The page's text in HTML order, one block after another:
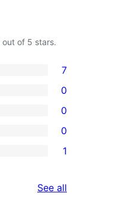
out of 5 stars.
7
0
0
0
1
See all